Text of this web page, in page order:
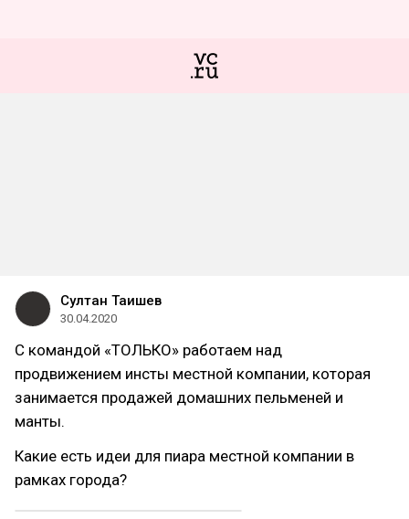
Султан Таишев
30.04.2020
С командой «ТОЛЬКО» работаем над
продвижением инсты местной компании, которая
занимается продажей домашних пельменей и
манты.
Какие есть идеи для пиара местной компании в
рамках города?